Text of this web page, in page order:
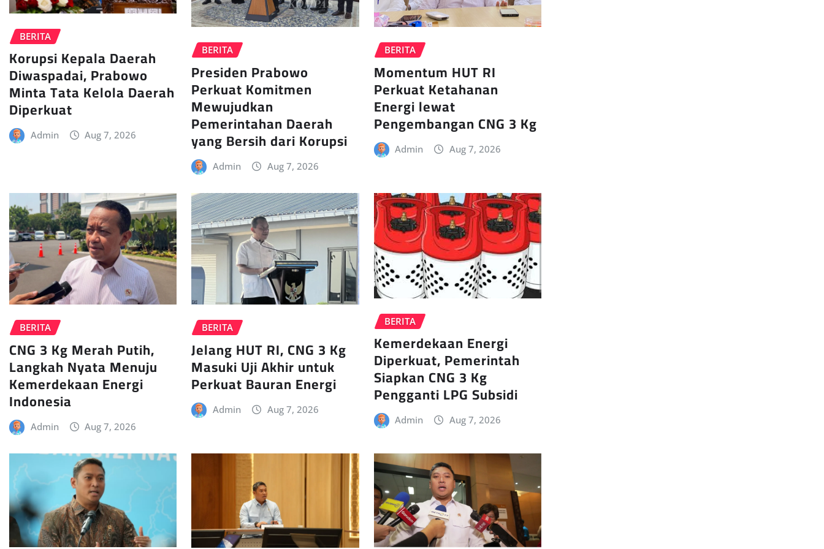
BERITA
Korupsi Kepala Daerah
Diwaspadai, Prabowo
Minta Tata Kelola Daerah
Diperkuat
Admin Aug 7, 2026
BERITA
Presiden Prabowo
Perkuat Komitmen
Mewujudkan
Pemerintahan Daerah
yang Bersih dari Korupsi
Admin Aug 7, 2026
BERITA
Momentum HUT RI
Perkuat Ketahanan
Energi lewat
Pengembangan CNG 3 Kg
Admin Aug 7, 2026
BERITA
CNG 3 Kg Merah Putih,
Langkah Nyata Menuju
Kemerdekaan Energi
Indonesia
Admin Aug 7, 2026
BERITA
Jelang HUT RI, CNG 3 Kg
Masuki Uji Akhir untuk
Perkuat Bauran Energi
Admin Aug 7, 2026
BERITA
Kemerdekaan Energi
Diperkuat, Pemerintah
Siapkan CNG 3 Kg
Pengganti LPG Subsidi
Admin Aug 7, 2026